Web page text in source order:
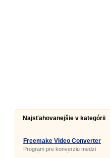
Najsťahovanejšie v kategórii
Freemake Video Converter
4.1.9.12
Program pre konverziu medzi
populárnymi formátmi videa (dvd,